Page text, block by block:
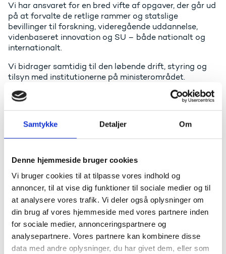
Samtykke Detaljer Om
Denne hjemmeside bruger cookies
Vi bruger cookies til at tilpasse vores indhold og
annoncer, til at vise dig funktioner til sociale medier og til
at analysere vores trafik. Vi deler også oplysninger om
din brug af vores hjemmeside med vores partnere inden
for sociale medier, annonceringspartnere og
analysepartnere. Vores partnere kan kombinere disse
data med andre oplysninger, du har givet dem, eller som
Vi har ansvaret for en bred vifte af opgaver, der går ud
på at forvalte de retlige rammer og statslige
bevillinger til forskning, videregående uddannelse,
videnbaseret innovation og SU – både nationalt og
internationalt.
Vi bidrager samtidig til den løbende drift, styring og
tilsyn med institutionerne på ministerområdet.
Styrelsen er desuden national rummyndighed med
Udbetaling af statens uddannelsesstøtte (SU),
(SVU) overdrages pr. 1. maj 2026 til ATP.
Uddannelses- og Forskningsstyrelsen
har tre kerneopgaver
Vi bistår ministeren og regeringen med
udvikling af uddannelses-, forsknings- og
innovationspolitik